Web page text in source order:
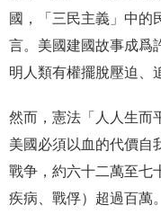
國，「三民主義」中的
言。美國建國故事成爲
明人類有權擺脫壓迫、
然而，憲法「人人生而
美國必須以血的代價自
戰争，約六十二萬至七
疾病、戰俘）超過百萬